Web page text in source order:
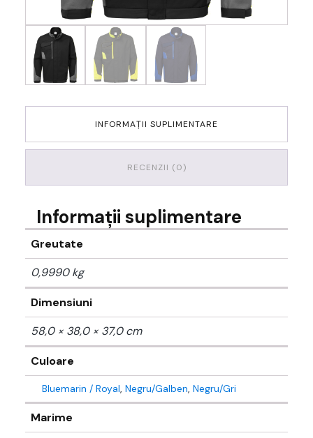
INFORMAȚII SUPLIMENTARE
RECENZII (0)
Informații suplimentare
Greutate
0,9990 kg
Dimensiuni
58,0 × 38,0 × 37,0 cm
Culoare
Bluemarin / Royal, Negru/Galben, Negru/Gri
Marime